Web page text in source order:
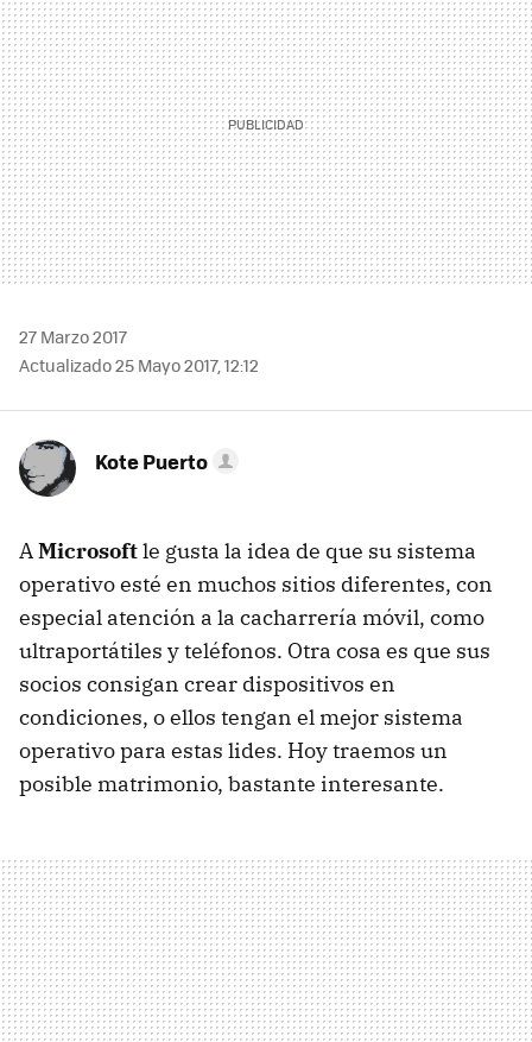
27 Marzo 2017
Actualizado 25 Mayo 2017, 12:12
Kote Puerto
AMicrosoftle gusta la idea de que su sistema
operativo esté en muchos sitios diferentes, con
especial atención a la cacharrería móvil, como
ultraportátiles y teléfonos. Otra cosa es que sus
socios consigan crear dispositivos en
condiciones, o ellos tengan el mejor sistema
operativo para estas lides. Hoy traemos un
posible matrimonio, bastante interesante.